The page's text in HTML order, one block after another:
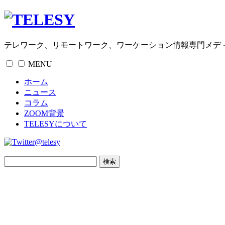
テレワーク、リモートワーク、ワーケーション情報専門メデ
MENU
ホーム
ニュース
コラム
ZOOM背景
TELESYについて
@telesy